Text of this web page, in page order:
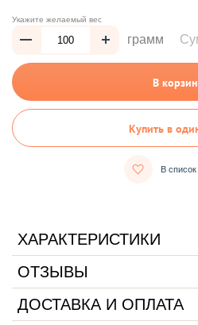
Укажите желаемый вес
грамм
В
Купить в
В
ХАРАКТЕРИСТИКИ
ОТЗЫВЫ
ДОСТАВКА И ОПЛАТА